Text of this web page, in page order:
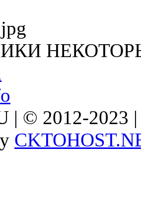
| © 2012-2023